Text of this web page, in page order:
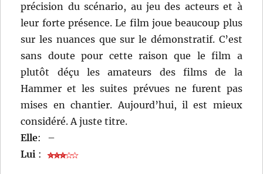
précision du scénario, au jeu des acteurs et à
leur forte présence. Le film joue beaucoup plus
sur les nuances que sur le démonstratif. C’est
sans doute pour cette raison que le film a
plutôt déçu les amateurs des films de la
Hammer et les suites prévues ne furent pas
mises en chantier. Aujourd’hui, il est mieux
considéré. A juste titre.
Elle:
–
Lui :